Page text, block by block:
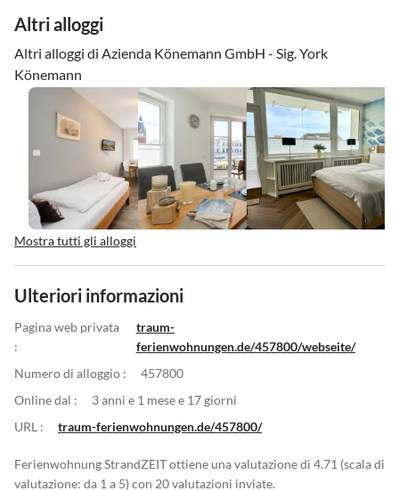
Altri alloggi
Altri alloggi di Azienda Könemann GmbH - Sig. York
Könemann
Mostra tutti gli alloggi
Ulteriori informazioni
Pagina web privata
:
traum-
ferienwohnungen.de/457800/webseite/
Numero di alloggio :
457800
Online dal :
3 anni e 1 mese e 17 giorni
URL :
traum-ferienwohnungen.de/457800/
Ferienwohnung StrandZEIT ottiene una valutazione di 4.71 (scala di
valutazione: da 1 a 5) con 20 valutazioni inviate.